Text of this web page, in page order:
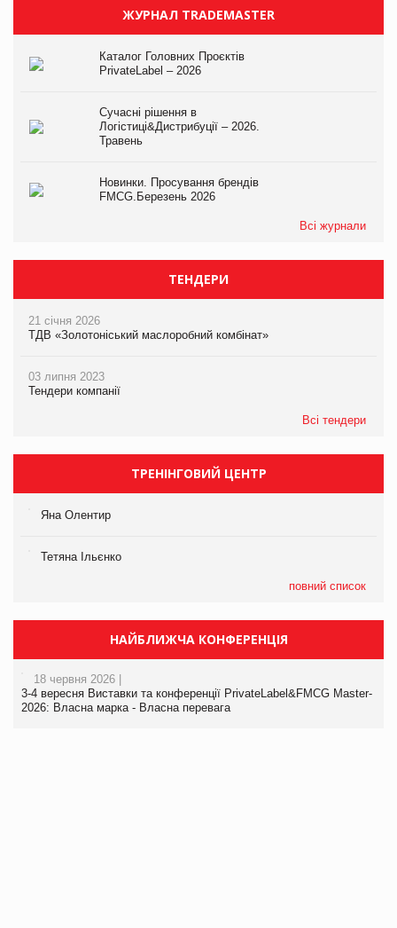
ЖУРНАЛ TRADEMASTER
Каталог Головних Проєктів
PrivateLabel – 2026
Сучасні рішення в
Логістиці&Дистрибуції – 2026.
Травень
Новинки. Просування брендів
FMCG.Березень 2026
Всі журнали
ТЕНДЕРИ
21 січня 2026
ТДВ «Золотоніський маслоробний комбінат»
03 липня 2023
Тендери компанії
Всі тендери
ТРЕНІНГОВИЙ ЦЕНТР
Яна Олентир
Тетяна Ільєнко
повний список
НАЙБЛИЖЧА КОНФЕРЕНЦІЯ
18 червня 2026 |
3-4 вересня Виставки та конференції PrivateLabel&FMCG Master-
2026: Власна марка - Власна перевага